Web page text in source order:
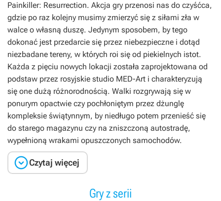
Painkiller: Resurrection. Akcja gry przenosi nas do czyśćca,
gdzie po raz kolejny musimy zmierzyć się z siłami zła w
walce o własną duszę. Jedynym sposobem, by tego
dokonać jest przedarcie się przez niebezpieczne i dotąd
niezbadane tereny, w których roi się od piekielnych istot.
Każda z pięciu nowych lokacji została zaprojektowana od
podstaw przez rosyjskie studio MED-Art i charakteryzują
się one dużą różnorodnością. Walki rozgrywają się w
ponurym opactwie czy pochłoniętym przez dżunglę
kompleksie świątynnym, by niedługo potem przenieść się
do starego magazynu czy na zniszczoną autostradę,
wypełnioną wrakami opuszczonych samochodów.
Czytaj więcej
Gry z serii